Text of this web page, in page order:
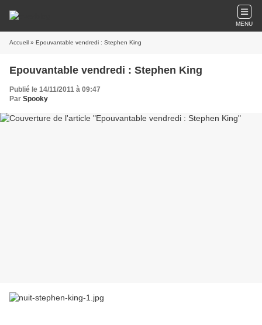
MENU
Accueil » Epouvantable vendredi : Stephen King
Epouvantable vendredi : Stephen King
Publié le 14/11/2011 à 09:47
Par Spooky